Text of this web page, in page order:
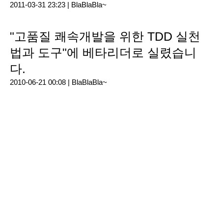
2011-03-31 23:23 | BlaBlaBla~
"고품질 쾌속개발을 위한 TDD 실천
법과 도구"에 베타리더로 실렸습니
다.
2010-06-21 00:08 | BlaBlaBla~